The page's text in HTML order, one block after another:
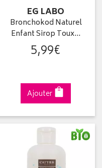
EG LABO
Bronchokod Naturel
Enfant Sirop Toux…
5,99€
Ajouter